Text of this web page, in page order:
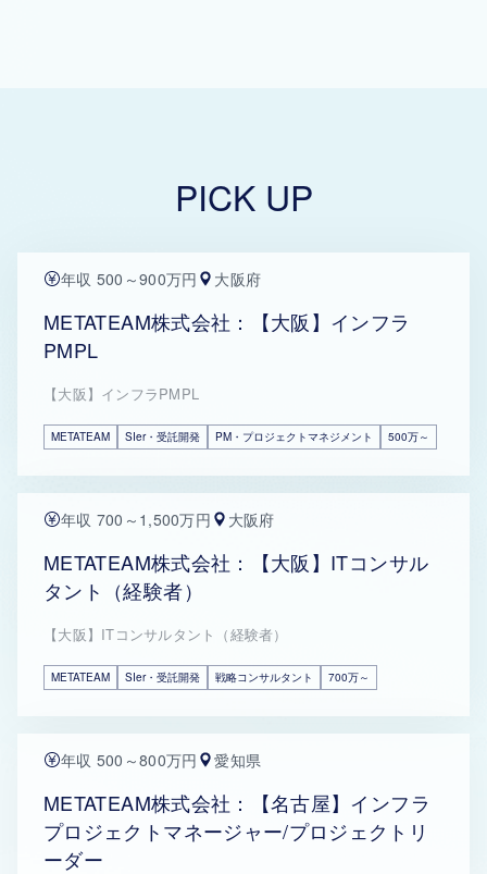
PICK UP
年収 500～900万円 大阪府
METATEAM株式会社：【大阪】インフラ
PMPL
【大阪】インフラPMPL
METATEAM SIer・受託開発 PM・プロジェクトマネジメント 500万～
年収 700～1,500万円 大阪府
METATEAM株式会社：【大阪】ITコンサル
タント（経験者）
【大阪】ITコンサルタント（経験者）
METATEAM SIer・受託開発 戦略コンサルタント 700万～
年収 500～800万円 愛知県
METATEAM株式会社：【名古屋】インフラ
プロジェクトマネージャー/プロジェクトリ
ーダー